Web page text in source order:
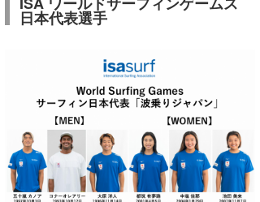
日本代表選手